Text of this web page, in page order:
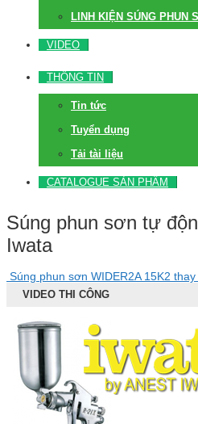
LINH KIỆN SÚNG PHUN
VIDEO
THÔNG TIN
Tin tức
Tuyển dụng
Tải tài liệu
CATALOGUE SẢN PHẨM
Súng phun sơn tự
Iwata
Súng phun sơn WIDER2A 15K2
VIDEO THI CÔNG